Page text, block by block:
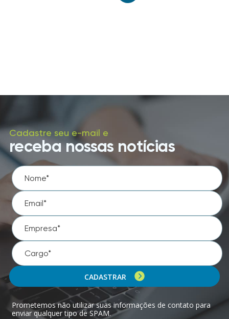
Cadastre seu e-mail e
receba nossas notícias
CADASTRAR
Prometemos não utilizar suas informações de contato para
enviar qualquer tipo de SPAM.